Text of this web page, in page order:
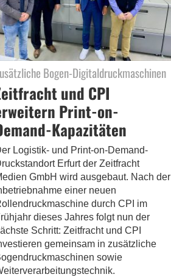
Bogen-Digitaldruckmaschinen
und CPI
Print-on-
Kapazitäten
Logistik- und Print-on-Demand-
Erfurt der Zeitfracht
GmbH wird ausgebaut. Nach der
einer neuen
durch CPI im
dieses Jahres folgt nun der
Schritt: Zeitfracht und CPI
gemeinsam in zusätzliche
sowie